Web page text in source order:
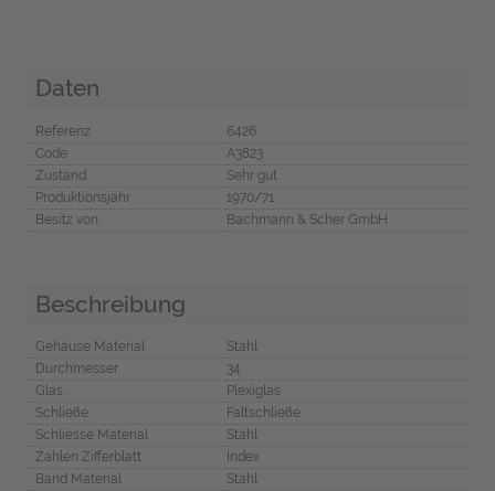
Daten
Referenz
6426
Code
A3823
Zustand
Sehr gut
Produktionsjahr
1970/71
Besitz von
Bachmann & Scher GmbH
Beschreibung
Gehäuse Material
Stahl
Durchmesser
34
Glas
Plexiglas
Schließe
Faltschließe
Schliesse Material
Stahl
Zahlen Zifferblatt
Index
Band Material
Stahl